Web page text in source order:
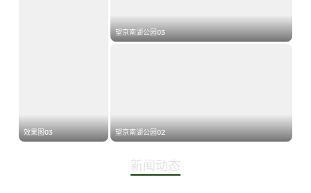
效果图03
望京南湖公园03
望京南湖公园02
新闻动态